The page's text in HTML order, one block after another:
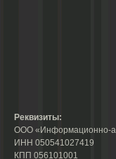
Реквизиты:
ООО «Информационно-
ИНН 050541027419
КПП 056101001